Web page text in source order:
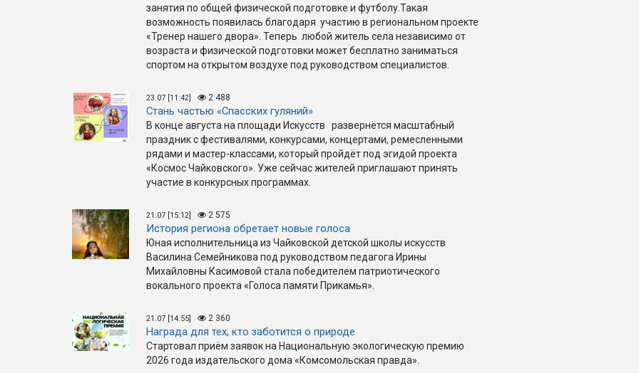
занятия по общей физической подготовке и футболу.Такая
возможность появилась благодаря участию в региональном проекте
«Тренер нашего двора». Теперь любой житель села независимо от
возраста и физической подготовки может бесплатно заниматься
спортом на открытом воздухе под руководством специалистов.
23.07 [11:42] 2 488
Стань частью «Спасских гуляний»
В конце августа на площади Искусств развернётся масштабный
праздник с фестивалями, конкурсами, концертами, ремесленными
рядами и мастер-классами, который пройдёт под эгидой проекта
«Космос Чайковского». Уже сейчас жителей приглашают принять
участие в конкурсных программах.
21.07 [15:12] 2 575
История региона обретает новые голоса
Юная исполнительница из Чайковской детской школы искусств
Василина Семейникова под руководством педагога Ирины
Михайловны Касимовой стала победителем патриотического
вокального проекта «Голоса памяти Прикамья».
21.07 [14:55] 2 360
Награда для тех, кто заботится о природе
Стартовал приём заявок на Национальную экологическую премию
2026 года издательского дома «Комсомольская правда».